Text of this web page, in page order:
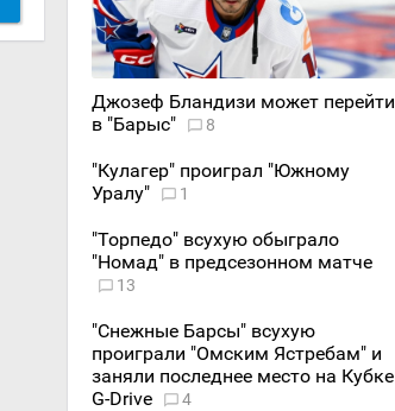
Джозеф Бландизи может перейти
в "Барыс"
8
"Кулагер" проиграл "Южному
Уралу"
1
"Торпедо" всухую обыграло
"Номад" в предсезонном матче
13
"Снежные Барсы" всухую
проиграли "Омским Ястребам" и
заняли последнее место на Кубке
G-Drive
4